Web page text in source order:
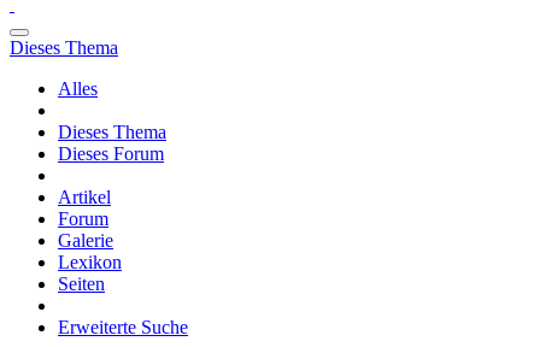
Dieses Thema
Alles
Dieses Thema
Dieses Forum
Artikel
Forum
Galerie
Lexikon
Seiten
Erweiterte Suche